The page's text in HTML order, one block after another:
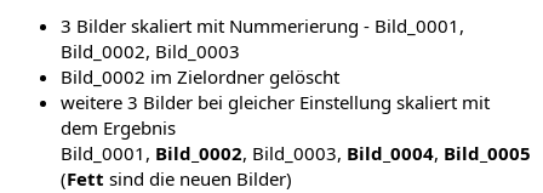
3 Bilder skaliert mit Nummerierung - Bild_0001,
Bild_0002, Bild_0003
Bild_0002 im Zielordner gelöscht
weitere 3 Bilder bei gleicher Einstellung skaliert mit
dem Ergebnis
Bild_0001, Bild_0002, Bild_0003, Bild_0004, Bild_0005
(Fett sind die neuen Bilder)